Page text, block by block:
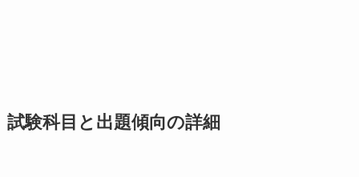
試験科目と出題傾向の詳細